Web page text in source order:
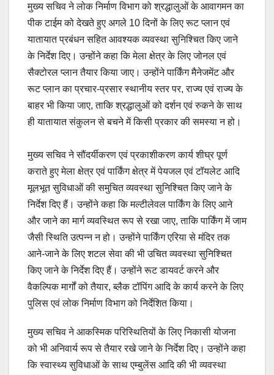
मुख्य सचिव ने लोक निर्माण विभाग को श्रद्धालुओं के आवागमन का
पीक टाईम को देखते हुए अगले 10 दिनों के लिए रूट प्लान एवं
यातायात प्रबंधन सहित आवश्यक व्यवस्था सुनिश्चित किए जाने
के निर्देश दिए। उन्होंने कहा कि मेला क्षेत्र के लिए जोनल एवं
सैक्टोरल प्लान तैयार किया जाए। उन्होंने पार्किंग मैनेजमेंट और
रूट प्लान का प्रचार-प्रसार स्थानीय स्तर पर, राज्य एवं राज्य के
बाहर भी किया जाए, ताकि श्रद्धालुओं को दर्शन एवं रुकने के साथ
ही यातायात संकुलन से बचने में किसी प्रकार की समस्या न हो।
मुख्य सचिव ने सौंदर्यीकरण एवं प्रकाशीकरण कार्य शीघ्र पूर्ण
कराते हुए मेला क्षेत्र एवं पार्किंग क्षेत्र में पेयजल एवं टॉयलेट आदि
मूलभूत सुविधाओं की समुचित व्यवस्था सुनिश्चित किए जाने के
निर्देश दिए हैं। उन्होंने कहा कि मल्टीलेवल पार्किंग के लिए आने
और जाने का मार्ग व्यवस्थित रूप से रखा जाए, ताकि पार्किंग में जाम
जैसी स्थिति उत्पन्न न हो। उन्होंने पार्किंग एरिया से मंदिर तक
आने-जाने के लिए शटल सेवा की भी उचित व्यवस्था सुनिश्चित
किए जाने के निर्देश दिए हैं। उन्होंने रूट डायवर्ट करने और
वैकल्पिक मार्गों को तैयार, ब्लैक टॉपिंग आदि के कार्य करने के लिए
पुलिस एवं लोक निर्माण विभाग को निर्देशित किया।
मुख्य सचिव ने आकस्मिक परिस्थितियों के लिए निकासी योजना
को भी अनिवार्य रूप से तैयार रखे जाने के निर्देश दिए। उन्होंने कहा
कि स्वास्थ्य सुविधाओं के साथ एम्बुलेंस आदि की भी व्यवस्था